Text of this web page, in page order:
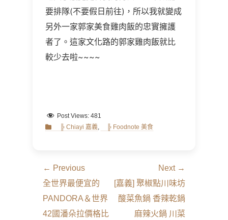
要排隊(不要假日前往)，所以我就變成
另外一家郭家美食雞肉飯的忠實擁護
者了。這家文化路的郭家雞肉飯就比
較少去啦~~~~
Post Views: 481
Categories
╠ Chiayi 嘉義, ╠ Foodnote 美食
文
章
導
← Previous
Previous
post:
全世界最便宜的
PANDORA＆世界
42國潘朵拉價格比
Next →
Next
post:
[嘉義] 聚椒點川味坊
酸菜魚鍋 香辣乾鍋
麻辣火鍋 川菜